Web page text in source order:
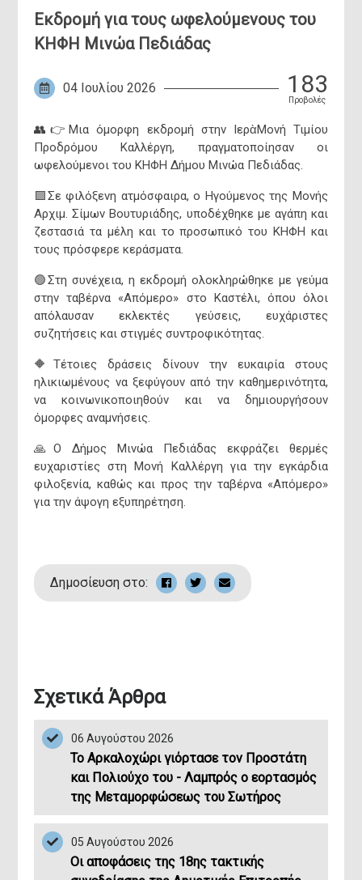
Εκδρομή για τους ωφελούμενους του
ΚΗΦΗ Μινώα Πεδιάδας
183
Προβολές
04 Ιουλίου 2026
👥👉Μια όμορφη εκδρομή στην ΙερὰΜονή Τιμίου
Προδρόμου Καλλέργη, πραγματοποίησαν οι
ωφελούμενοι του ΚΗΦΗ Δήμου Μινώα Πεδιάδας.
🟪Σε φιλόξενη ατμόσφαιρα, ο Ηγούμενος της Μονής
Αρχιμ. Σίμων Βουτυριάδης, υποδέχθηκε με αγάπη και
ζεστασιά τα μέλη και το προσωπικό του ΚΗΦΗ και
τους πρόσφερε κεράσματα.
🟢Στη συνέχεια, η εκδρομή ολοκληρώθηκε με γεύμα
στην ταβέρνα «Απόμερο» στο Καστέλι, όπου όλοι
απόλαυσαν εκλεκτές γεύσεις, ευχάριστες
συζητήσεις και στιγμές συντροφικότητας.
🔶Τέτοιες δράσεις δίνουν την ευκαιρία στους
ηλικιωμένους να ξεφύγουν από την καθημερινότητα,
να κοινωνικοποιηθούν και να δημιουργήσουν
όμορφες αναμνήσεις.
🙏Ο Δήμος Μινώα Πεδιάδας εκφράζει θερμές
ευχαριστίες στη Μονή Καλλέργη για την εγκάρδια
φιλοξενία, καθώς και προς την ταβέρνα «Απόμερο»
για την άψογη εξυπηρέτηση.
Δημοσίευση στο:
Σχετικά Άρθρα
06 Αυγούστου 2026
Το Αρκαλοχώρι γιόρτασε τον Προστάτη
και Πολιούχο του - Λαμπρός ο εορτασμός
της Μεταμορφώσεως του Σωτήρος
05 Αυγούστου 2026
Οι αποφάσεις της 18ης τακτικής
Δήμαρχος
Γραμματεία
e-mail:
394,24
Έκταση (km²) Έτος